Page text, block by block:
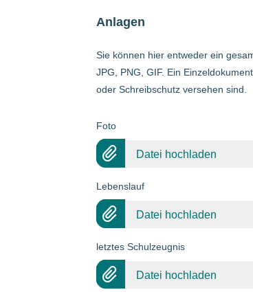
Anlagen
Sie können hier entweder ein
JPG, PNG, GIF. Ein
oder Schreibschutz versehen sind.
Foto
Datei hochladen
Lebenslauf
Datei hochladen
letztes Schulzeugnis
Datei hochladen